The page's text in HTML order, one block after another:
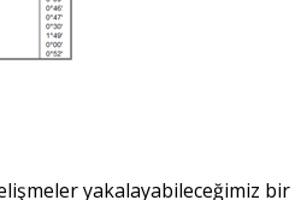
yakalayabileceğimiz bir